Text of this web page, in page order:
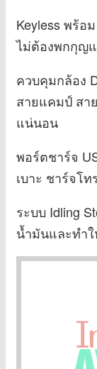
Keyless พร้อ
ไม่ต้องพกกุญ
ควบคุมกล้อง
สายแคมป์ สา
แน่นอน
พอร์ตชาร์จ
เบาะ ชาร์จโ
ระบบ Idling
น้ำมันและทำ